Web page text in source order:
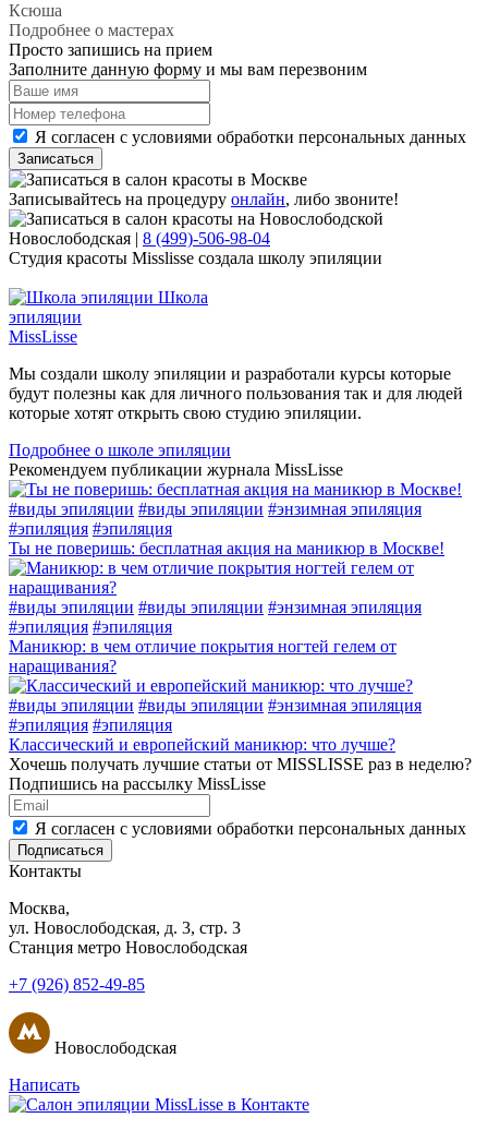
Ксюша
Подробнее о мастерах
Просто запишись на прием
Заполните данную форму и мы вам перезвоним
Я согласен с условиями обработки персональных данных
Записаться
Записывайтесь на процедуру онлайн, либо звоните!
Новослободская | 8 (499)-506-98-04
Студия красоты Misslisse создала школу эпиляции
Школа
эпиляции
MissLisse
Мы создали школу эпиляции и разработали курсы которые
будут полезны как для личного пользования так и для людей
которые хотят открыть свою студию эпиляции.
Подробнее о школе эпиляции
Рекомендуем публикации журнала MissLisse
#виды эпиляции #виды эпиляции #энзимная эпиляция
#эпиляция #эпиляция
Ты не поверишь: бесплатная акция на маникюр в Москве!
#виды эпиляции #виды эпиляции #энзимная эпиляция
#эпиляция #эпиляция
Маникюр: в чем отличие покрытия ногтей гелем от
наращивания?
#виды эпиляции #виды эпиляции #энзимная эпиляция
#эпиляция #эпиляция
Классический и европейский маникюр: что лучше?
Хочешь получать лучшие статьи от MISSLISSE раз в неделю?
Подпишись на рассылку MissLisse
Я согласен с условиями обработки персональных данных
Подписаться
Контакты
Москва,
ул. Новослободская, д. 3, стр. 3
Станция метро Новослободская
+7 (926) 852-49-85
Новослободская
Написать